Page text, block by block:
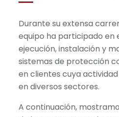
Durante su extensa
equipo ha participado en
ejecución, instalación y
sistemas de protección
en clientes cuya
en diversos sectores.
A continuación,